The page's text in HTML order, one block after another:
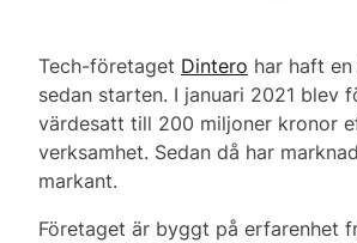
Tech-företaget Dintero har haft
sedan starten. I januari 2021 blev
värdesatt till 200 miljoner kronor
verksamhet. Sedan då har
markant.
Företaget är byggt på erfarenhet